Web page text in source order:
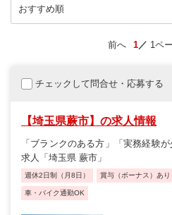
前へ 1 1ペ
チェックして問合せ・応募する
【埼玉県蕨市】の求人情報
「ブランクのある方」「実務経験
求人「埼玉県 蕨市」
週休2日制（月8日） 賞与（ボーナス）あり
車・バイク通勤OK